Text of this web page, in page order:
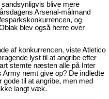
sandsynligvis blive mere
Arsenal-målmand
og
blev også herre over
af konkurrencen, viste Atletico
lyst til at angribe efter
stemte næsten alle på Inter
Army nemt give op? De indledte
til at angribe, men med
langt væk.